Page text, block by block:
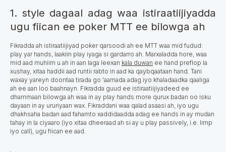
1. style dagaal adag waa istiraatiijiyadda
ugu fiican ee poker MTT ee bilowga ah
Fikradda ah istiraatiijiyad poker qarsoodi ah ee MTT waa mid fudud:
play yar hands, laakiin play iyaga si gardarro ah. Marxaladda hore, waa
mid aad muhiim u ah in aan laga leexan kala duwan ee hand preflop la
xushay, xitaa haddii aad runtii rabto in aad ka qaybqaataan hand. Tani
waxay yareyn doontaa tirada go 'aamada adag iyo khaladaadka qaaliga
ah ee aan loo baahnayn. Fikradda guud ee istiraatiijiyadeed ee
dhammaan bilowga ah waa in ay play hands more qurux badan oo isku
dayaan in ay ururiyaan wax. Fikraddani waa qalad asaasi ah, iyo ugu
dhakhsaha badan aad fahamto xaddidaadda adag ee hands in ay mudan
tahay in la ciyaaro (iyo xitaa dheeraad ah si ay u play passively, i.e. limp
iyo call), ugu fiican ee aad.